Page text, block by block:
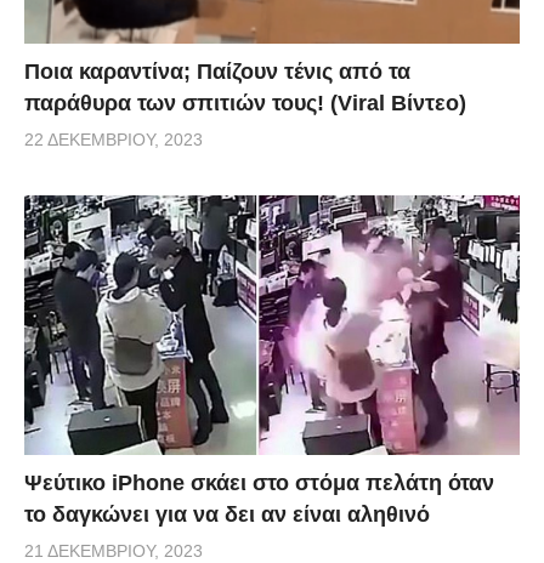
Ποια καραντίνα; Παίζουν τένις από τα
παράθυρα των σπιτιών τους! (Viral Βίντεο)
22 ΔΕΚΕΜΒΡΊΟΥ, 2023
Ψεύτικο iPhone σκάει στο στόμα πελάτη όταν
το δαγκώνει για να δει αν είναι αληθινό
21 ΔΕΚΕΜΒΡΊΟΥ, 2023